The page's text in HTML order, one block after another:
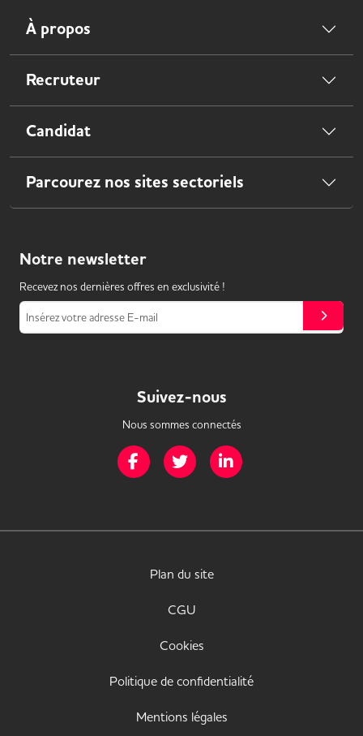
À propos
Recruteur
Candidat
Parcourez nos sites sectoriels
Notre newsletter
Recevez nos dernières offres en exclusivité !
Insérez votre adresse E-mail
Suivez-nous
Nous sommes connectés
Page Facebook de Mission Handicap
Page Twitter de Mission Handicap
Plan du site
CGU
Cookies
Politique de confidentialité
Mentions légales